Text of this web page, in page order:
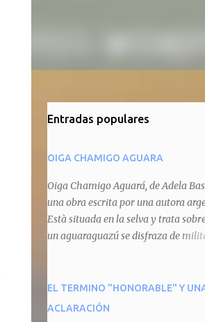
Entradas populares
OIGA CHAMIGO AGUARA
Oiga Chamigo Aguará, de Adela
una obra escrita por una autora
Està situada en la selva y trata
un aguaraguazú se disfraza de
animal que pretenda circular por
primera instancia aparece Teteu, el
EL TERMINO "HONORABLE" Y
ACLARACIÓN